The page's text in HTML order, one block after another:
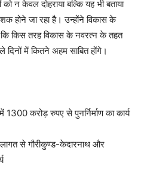
न केवल दोहराया बल्कि यह भी बताया
होने जा रहा है। उन्होंने विकास के
कि किस तरह विकास के नवरत्न के तहत
में कितने अहम साबित होंगे।
करोड़ रुपए से पुनर्निर्माण का कार्य
से गौरीकुण्ड-केदारनाथ और